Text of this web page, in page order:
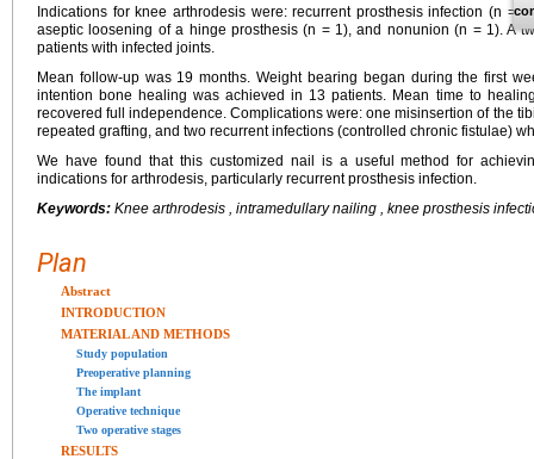
Indications for knee arthrodesis were: recurrent prosthesis infection (n =
aseptic loosening of a hinge prosthesis (n = 1), and nonunion (n = 1). A
patients with infected joints.
Mean follow-up was 19 months. Weight bearing began during the first
intention bone healing was achieved in 13 patients. Mean time to
recovered full independence. Complications were: one misinsertion of the
repeated grafting, and two recurrent infections (controlled chronic fistulae)
We have found that this customized nail is a useful method for
indications for arthrodesis, particularly recurrent prosthesis infection.
Keywords: Knee arthrodesis , intramedullary nailing , knee prosthesis
Plan
Abstract
INTRODUCTION
MATERIAL AND METHODS
Study population
Preoperative planning
The implant
Operative technique
Two operative stages
RESULTS